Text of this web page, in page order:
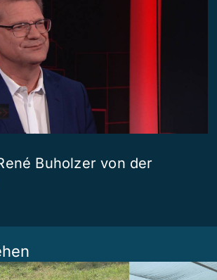
Buholzer von der